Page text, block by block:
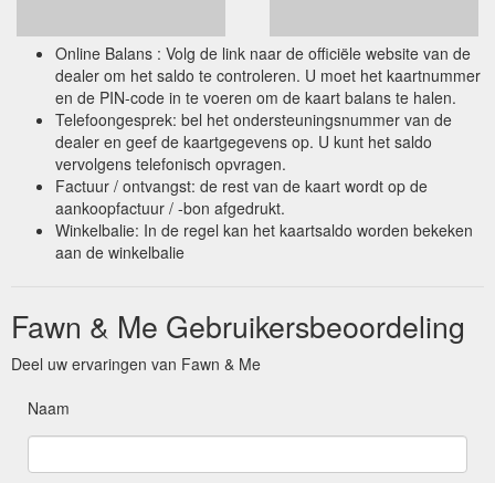
Online Balans : Volg de link naar de officiële website van de
dealer om het saldo te controleren. U moet het kaartnummer
en de PIN-code in te voeren om de kaart balans te halen.
Telefoongesprek: bel het ondersteuningsnummer van de
dealer en geef de kaartgegevens op. U kunt het saldo
vervolgens telefonisch opvragen.
Factuur / ontvangst: de rest van de kaart wordt op de
aankoopfactuur / -bon afgedrukt.
Winkelbalie: In de regel kan het kaartsaldo worden bekeken
aan de winkelbalie
Fawn & Me Gebruikersbeoordeling
Deel uw ervaringen van Fawn & Me
Naam